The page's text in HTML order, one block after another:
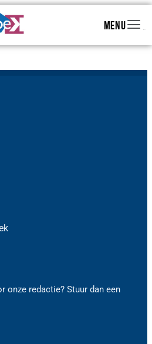
Menu
onze redactie? Stuur dan een